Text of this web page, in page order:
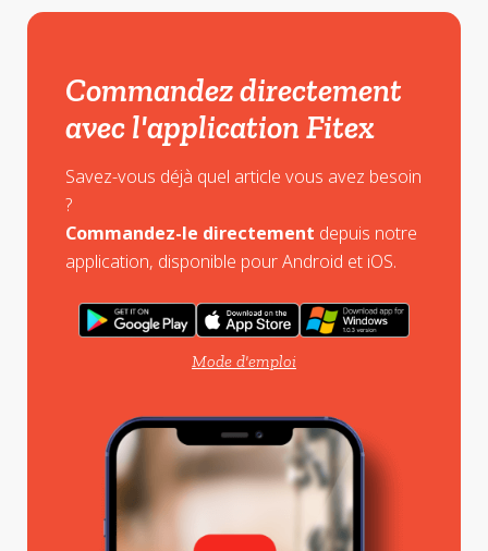
Commandez directement
avec l'application Fitex
Savez-vous déjà quel article vous avez besoin
?
Commandez-le directement depuis notre
application, disponible pour Android et iOS.
Mode d'emploi